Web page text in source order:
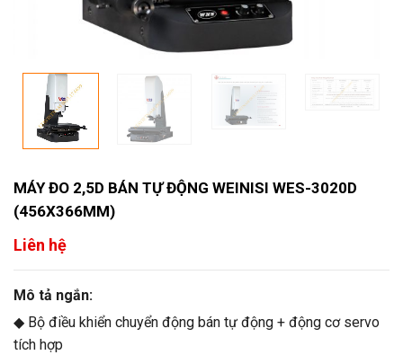
MÁY ĐO 2,5D BÁN TỰ ĐỘNG WEINISI WES-3020D
(456X366MM)
Liên hệ
Mô tả ngắn:
◆ Bộ điều khiển chuyển động bán tự động + động cơ servo
tích hợp